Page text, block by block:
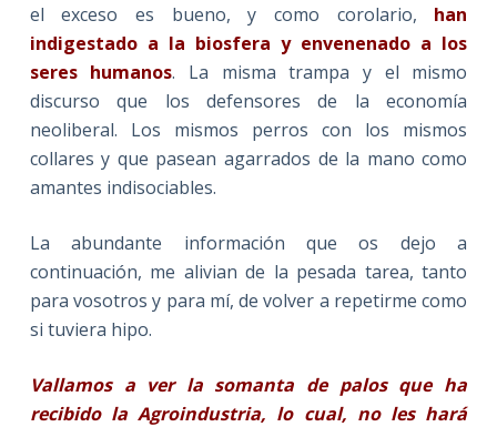
el exceso es bueno, y como corolario, han
indigestado a la biosfera y envenenado a los
seres humanos. La misma trampa y el mismo
discurso que los defensores de la economía
neoliberal. Los mismos perros con los mismos
collares y que pasean agarrados de la mano como
amantes indisociables.
La abundante información que os dejo a
continuación, me alivian de la pesada tarea, tanto
para vosotros y para mí, de volver a repetirme como
si tuviera hipo.
Vallamos a ver la somanta de palos que ha
recibido la Agroindustria, lo cual, no les hará